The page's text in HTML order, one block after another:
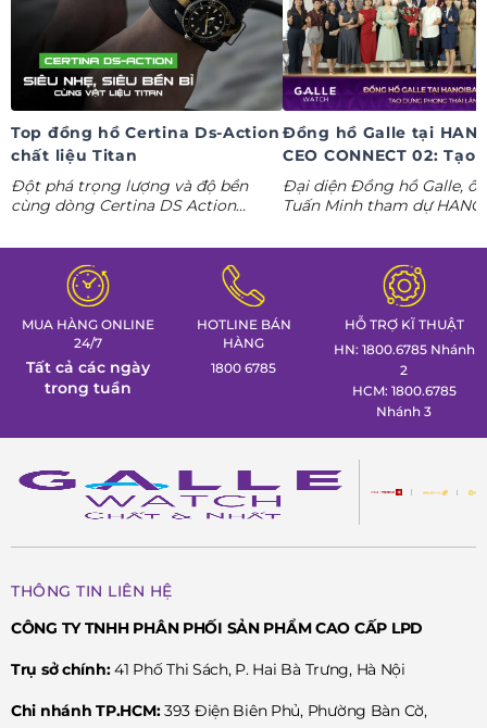
Top đồng hồ Certina Ds-Action
chất liệu Titan
Đột phá trọng lượng và độ bền
cùng dòng Certina DS Action
tác thể thao cá tính nhất trong
Tuần lễ đồng hồ Thụy Sỹ cùng
Đồng hồ Galle!
Đồng hồ Galle tại
CEO CONNECT 02: Tạo
phong thái lãnh đạo kỷ
nguyên AI
Đại diện Đồng hồ Galle,
Tuấn Minh tham dự
gian trưng bày đồng hồ
định hình phong thái lãnh
MUA HÀNG ONLINE
24/7
Tất cả các ngày
trong tuần
HOTLINE BÁN
HÀNG
1800 6785
HỖ TRỢ KĨ THUẬT
HN: 1800.6785 Nhánh
2
HCM: 1800.6785
Nhánh 3
THÔNG TIN LIÊN HỆ
CÔNG TY TNHH PHÂN PHỐI SẢN PHẨM CAO CẤP LPD
Trụ sở chính:41 Phố Thi Sách, P. Hai Bà Trưng, Hà Nội
Chi nhánh TP.HCM:393 Điện Biên Phủ, Phường Bàn Cờ,